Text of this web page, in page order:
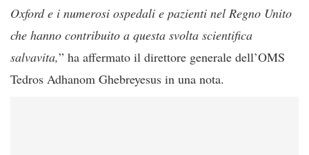
Oxford e i numerosi ospedali e pazienti nel Regno Unito
che hanno contribuito a questa svolta scientifica
salvavita,” ha affermato il direttore generale dell’OMS
Tedros Adhanom Ghebreyesus in una nota.